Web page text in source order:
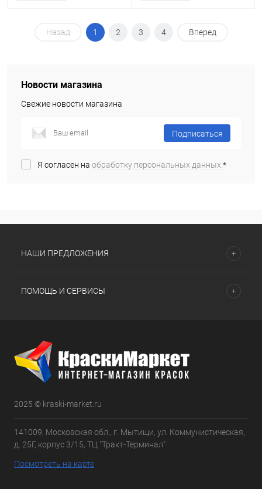
Назад 1 2 3 4 Вперед
Новости магазина
Свежие новости магазина
Подписаться
Я согласен на обработку персональных данных.*
НАШИ ПРЕДЛОЖЕНИЯ
ПОМОЩЬ И СЕРВИСЫ
2025 © kraski-market.ru
141009, Московская обл., г. Мытищи, ул. Коммунистическая,
д. 25Г, корпус 3/15, ТЦ "Тракт-Терминал"
Посмотреть на карте